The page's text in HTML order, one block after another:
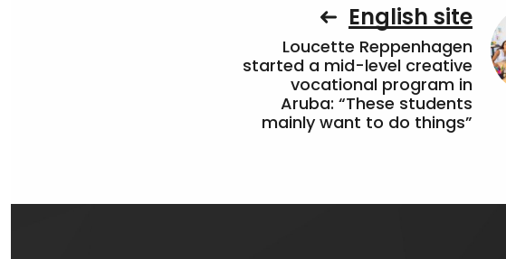
English site
Loucette Reppenhagen
started a mid-level creative
vocational program in
Aruba: “These students
mainly want to do things”